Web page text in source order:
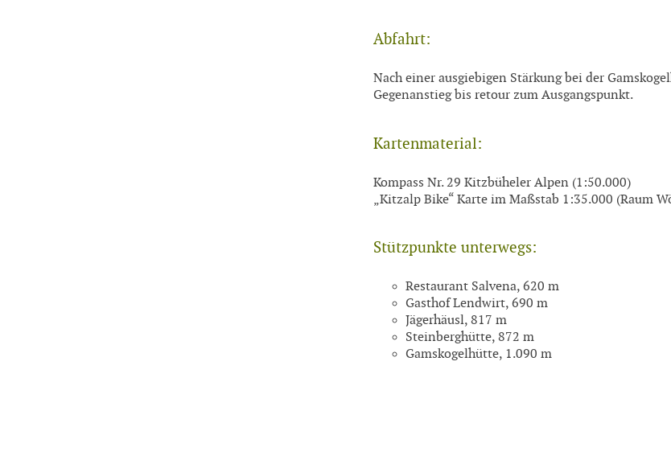
Abfahrt:
Nach einer ausgiebigen Stärkung bei der
Gegenanstieg bis retour zum Ausgangspunkt.
Kartenmaterial:
Kompass Nr. 29 Kitzbüheler Alpen (1:50.000)
„Kitzalp Bike“ Karte im Maßstab 1:35.000 (Raum
Stützpunkte unterwegs:
Restaurant Salvena, 620 m
Gasthof Lendwirt, 690 m
Jägerhäusl, 817 m
Steinberghütte, 872 m
Gamskogelhütte, 1.090 m